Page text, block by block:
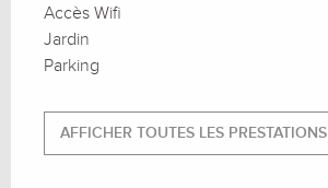
Accès Wifi
Jardin
Parking
AFFICHER TOUTES LES PRESTATIONS